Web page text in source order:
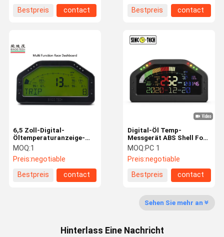
Qualitätskon
Treten Sie
Fälle
Bestpreis
contact
Bestpreis
contact
Digital-Öl Temp-
Messgerät ABS Shell Fors
12v des Kostenzähler-
Do922 Fahrzeuge
MOQ:PC 1
Preis:negotiable
Bestpreis
contact
6,5 Zoll-Digital-
Öltemperaturanzeige-
Geschirr, das
Kombinations-
Rennarmaturenbrett
MOQ:1
Preis:negotiable
Bestpreis
contact
Sehen Sie mehr an
Hinterlass Eine Nachricht